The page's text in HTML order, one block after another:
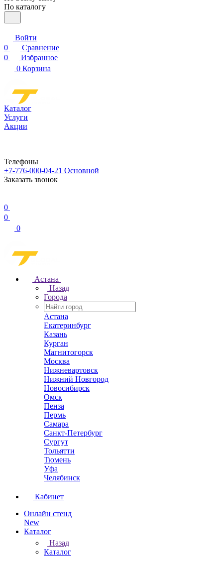
По каталогу
Войти
0
Сравнение
0
Избранное
0 Корзина
Каталог
Услуги
Акции
Телефоны
+7-776-000-04-21 Основной
Заказать звонок
0
0
0
Астана
Назад
Города
Астана
Екатеринбург
Казань
Курган
Магнитогорск
Москва
Нижневартовск
Нижний Новгород
Новосибирск
Омск
Пенза
Пермь
Самара
Санкт-Петербург
Сургут
Тольятти
Тюмень
Уфа
Челябинск
Кабинет
Онлайн стенд
New
Каталог
Назад
Каталог